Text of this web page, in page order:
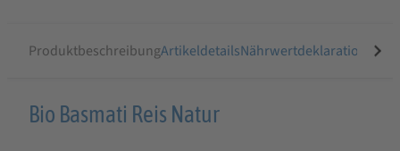
ProduktbeschreibungArtikeldetailsNährwertdeklaration
Produktbeschreibung
Bio Basmati Reis Natur